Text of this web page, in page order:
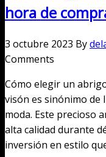
hora de
3 octubre 2023 By
Comments
Cómo elegir un
visón es sinónimo de
moda. Este precioso
alta calidad durante
inversión en estilo